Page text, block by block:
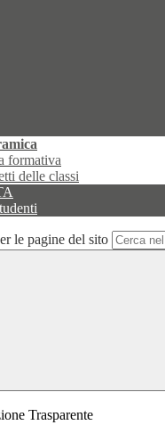
formativa
delle classi
le pagine del sito
Trasparente